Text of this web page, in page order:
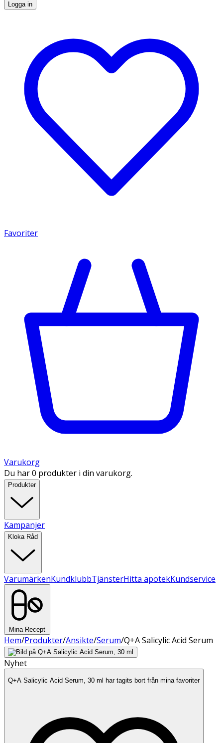
Logga in
Favoriter
Varukorg
Du har 0 produkter i din varukorg.
Produkter
Kampanjer
Kloka Råd
VarumärkenKundklubbTjänsterHitta apotekKundservice
Mina Recept
Hem/Produkter/Ansikte/Serum/Q+A Salicylic Acid Serum
Nyhet
Q+A Salicylic Acid Serum, 30 ml har tagits bort från mina favoriter